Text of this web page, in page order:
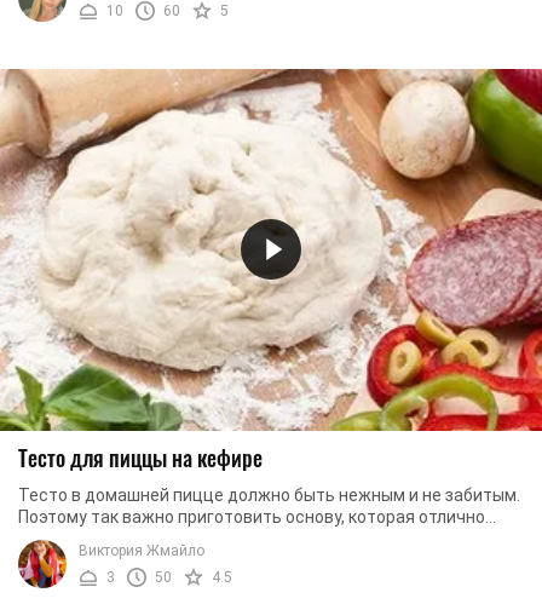
10
60 5
Тесто для пиццы на кефире
Тесто в домашней пицце должно быть нежным и не забитым.
Поэтому так важно приготовить основу, которая отлично
будет гармонировать с начинкой и при ...
Виктория Жмайло
3
50 4.5